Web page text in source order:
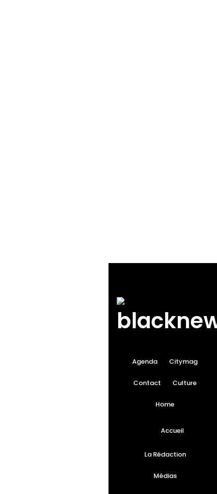
Agenda Citymag
Contact Culture
Home
Accueil
La Rédaction
Médias